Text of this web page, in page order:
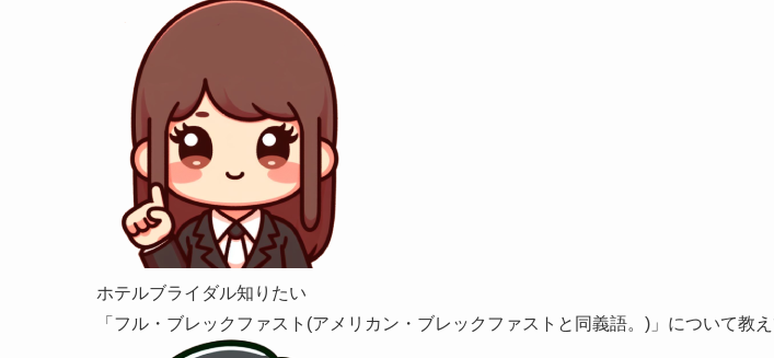
ホテルブライダル知りたい
「フル・ブレックファスト(アメリカン・ブレックファストと同義語。)」について教え